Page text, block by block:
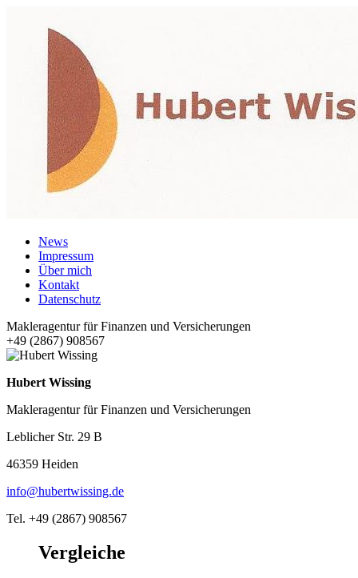
News
Impressum
Über mich
Kontakt
Datenschutz
Makleragentur für Finanzen und Versicherungen
+49 (2867) 908567
Hubert Wissing
Makleragentur für Finanzen und Versicherungen
Leblicher Str. 29 B
46359 Heiden
info@hubertwissing.de
Tel. +49 (2867) 908567
Vergleiche